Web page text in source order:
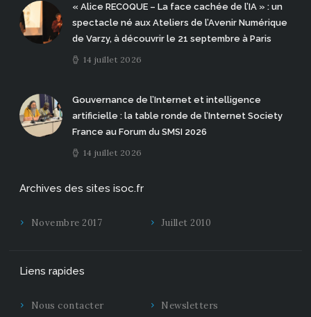
« Alice RECOQUE – La face cachée de l’IA » : un
spectacle né aux Ateliers de l’Avenir Numérique
de Varzy, à découvrir le 21 septembre à Paris
14 juillet 2026
Gouvernance de l’Internet et intelligence
artificielle : la table ronde de l’Internet Society
France au Forum du SMSI 2026
14 juillet 2026
Archives des sites isoc.fr
Novembre 2017 Juillet 2010
Liens rapides
Nous contacter Newsletters